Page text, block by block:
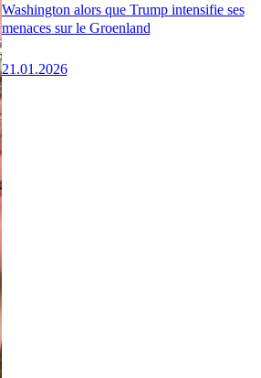
Washington alors que Trump intensifie ses
menaces sur le Groenland
21.01.2026